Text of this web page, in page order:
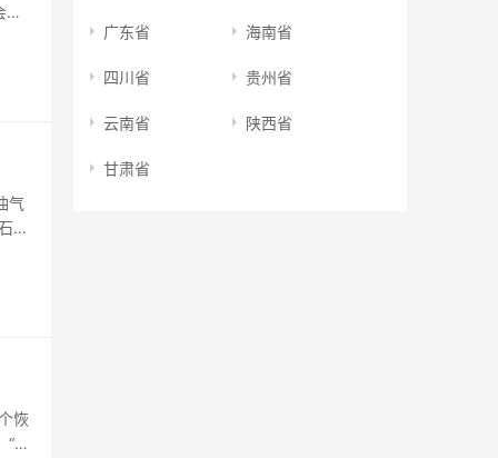
投
气
油
行
恢
共
广东省 海南省
四川省 贵州省
云南省 陕西省
甘肃省